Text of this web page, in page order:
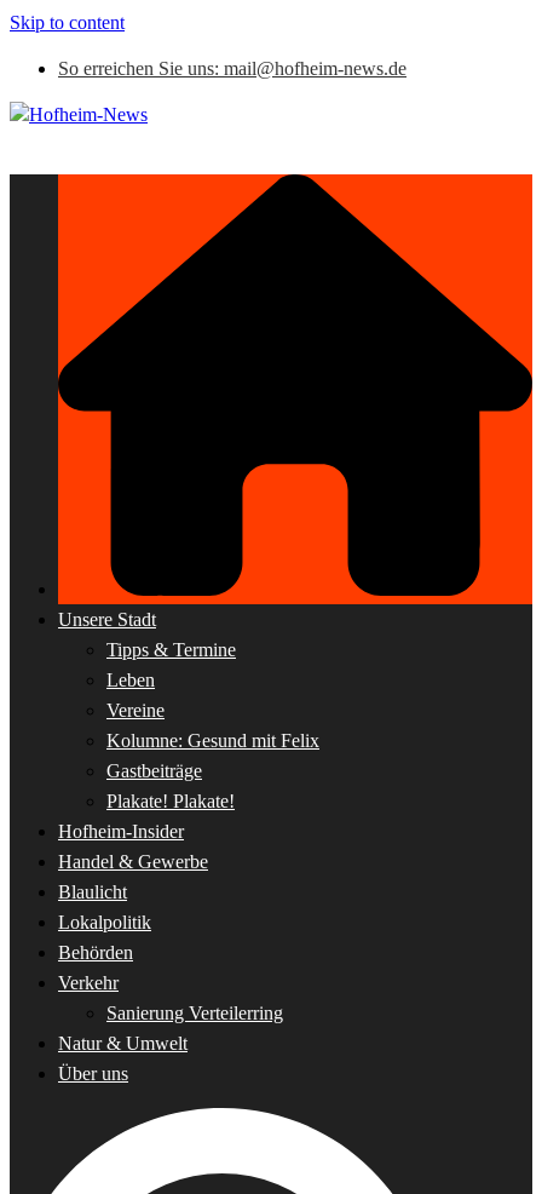
Skip to content
So erreichen Sie uns: mail@hofheim-news.de
Unsere Stadt
Tipps & Termine
Leben
Vereine
Kolumne: Gesund mit Felix
Gastbeiträge
Plakate! Plakate!
Hofheim-Insider
Handel & Gewerbe
Blaulicht
Lokalpolitik
Behörden
Verkehr
Sanierung Verteilerring
Natur & Umwelt
Über uns